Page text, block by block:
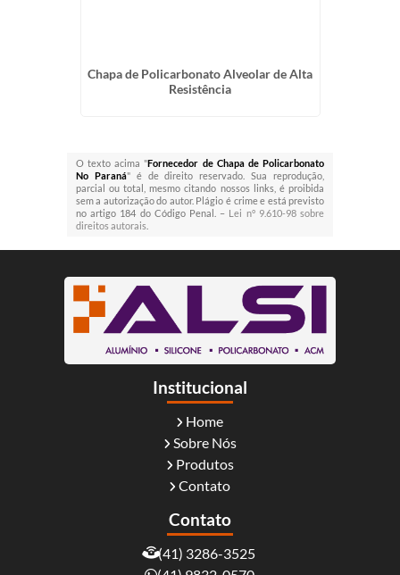
Chapa de Policarbonato Alveolar de Alta
Resistência
O texto acima "Fornecedor de Chapa de Policarbonato
No Paraná" é de direito reservado. Sua reprodução,
parcial ou total, mesmo citando nossos links, é proibida
sem a autorização do autor. Plágio é crime e está previsto
no artigo 184 do Código Penal. – Lei n° 9.610-98 sobre
direitos autorais.
Institucional
Home
Sobre Nós
Produtos
Contato
Contato
(41) 3286-3525